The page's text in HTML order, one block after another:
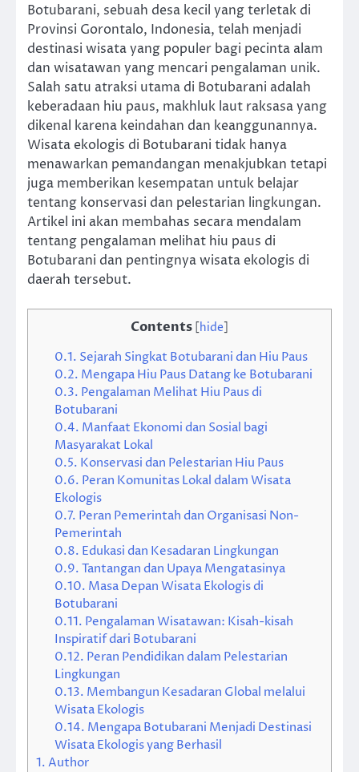
Botubarani, sebuah desa kecil yang terletak di
Provinsi Gorontalo, Indonesia, telah menjadi
destinasi wisata yang populer bagi pecinta alam
dan wisatawan yang mencari pengalaman unik.
Salah satu atraksi utama di Botubarani adalah
keberadaan hiu paus, makhluk laut raksasa yang
dikenal karena keindahan dan keanggunannya.
Wisata ekologis di Botubarani tidak hanya
menawarkan pemandangan menakjubkan tetapi
juga memberikan kesempatan untuk belajar
tentang konservasi dan pelestarian lingkungan.
Artikel ini akan membahas secara mendalam
tentang pengalaman melihat hiu paus di
Botubarani dan pentingnya wisata ekologis di
daerah tersebut.
Contents [hide]
0.1. Sejarah Singkat Botubarani dan Hiu Paus
0.2. Mengapa Hiu Paus Datang ke Botubarani
0.3. Pengalaman Melihat Hiu Paus di
Botubarani
0.4. Manfaat Ekonomi dan Sosial bagi
Masyarakat Lokal
0.5. Konservasi dan Pelestarian Hiu Paus
0.6. Peran Komunitas Lokal dalam Wisata
Ekologis
0.7. Peran Pemerintah dan Organisasi Non-
Pemerintah
0.8. Edukasi dan Kesadaran Lingkungan
0.9.Tantangan dan Upaya Mengatasinya
0.10. Masa Depan Wisata Ekologis di
Botubarani
0.11. Pengalaman Wisatawan: Kisah-kisah
Inspiratif dari Botubarani
0.12. Peran Pendidikan dalam Pelestarian
Lingkungan
0.13. Membangun Kesadaran Global melalui
Wisata Ekologis
0.14. Mengapa Botubarani Menjadi Destinasi
Wisata Ekologis yang Berhasil
1.Author